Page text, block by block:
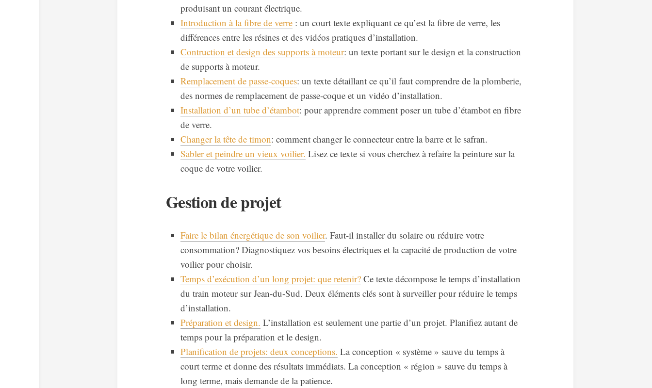
produisant un courant électrique.
Introduction à la fibre de verre : un court texte expliquant ce qu’est la fibre de verre, les
différences entre les résines et des vidéos pratiques d’installation.
Contruction et design des supports à moteur: un texte portant sur le design et la construction
de supports à moteur.
Remplacement de passe-coques: un texte détaillant ce qu’il faut comprendre de la plomberie,
des normes de remplacement de passe-coque et un vidéo d’installation.
Installation d’un tube d’étambot: pour apprendre comment poser un tube d’étambot en fibre
de verre.
Changer la tête de timon: comment changer le connecteur entre la barre et le safran.
Sabler et peindre un vieux voilier. Lisez ce texte si vous cherchez à refaire la peinture sur la
coque de votre voilier.
Gestion de projet
Faire le bilan énergétique de son voilier. Faut-il installer du solaire ou réduire votre
consommation? Diagnostiquez vos besoins électriques et la capacité de production de votre
voilier pour choisir.
Temps d’exécution d’un long projet: que retenir? Ce texte décompose le temps d’installation
du train moteur sur Jean-du-Sud. Deux éléments clés sont à surveiller pour réduire le temps
d’installation.
Préparation et design. L’installation est seulement une partie d’un projet. Planifiez autant de
temps pour la préparation et le design.
Planification de projets: deux conceptions. La conception « système » sauve du temps à
court terme et donne des résultats immédiats. La conception « région » sauve du temps à
long terme, mais demande de la patience.